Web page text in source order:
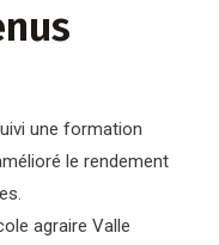
une formation
le rendement
agraire Valle